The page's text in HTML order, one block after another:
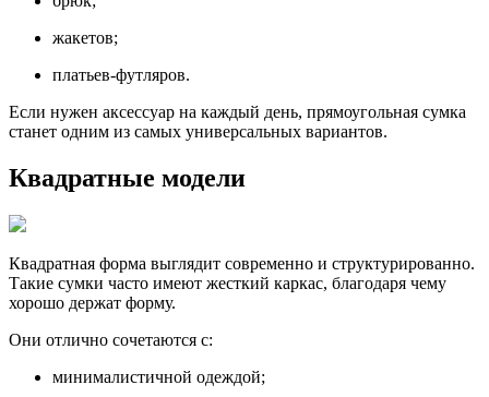
жакетов;
платьев-футляров.
Если нужен аксессуар на каждый день, прямоугольная сумка
станет одним из самых универсальных вариантов.
Квадратные модели
Квадратная форма выглядит современно и структурированно.
Такие сумки часто имеют жесткий каркас, благодаря чему
хорошо держат форму.
Они отлично сочетаются с:
минималистичной одеждой;